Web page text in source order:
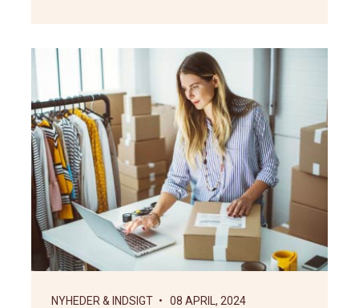
NYHEDER & INDSIGT • 08 APRIL, 2024